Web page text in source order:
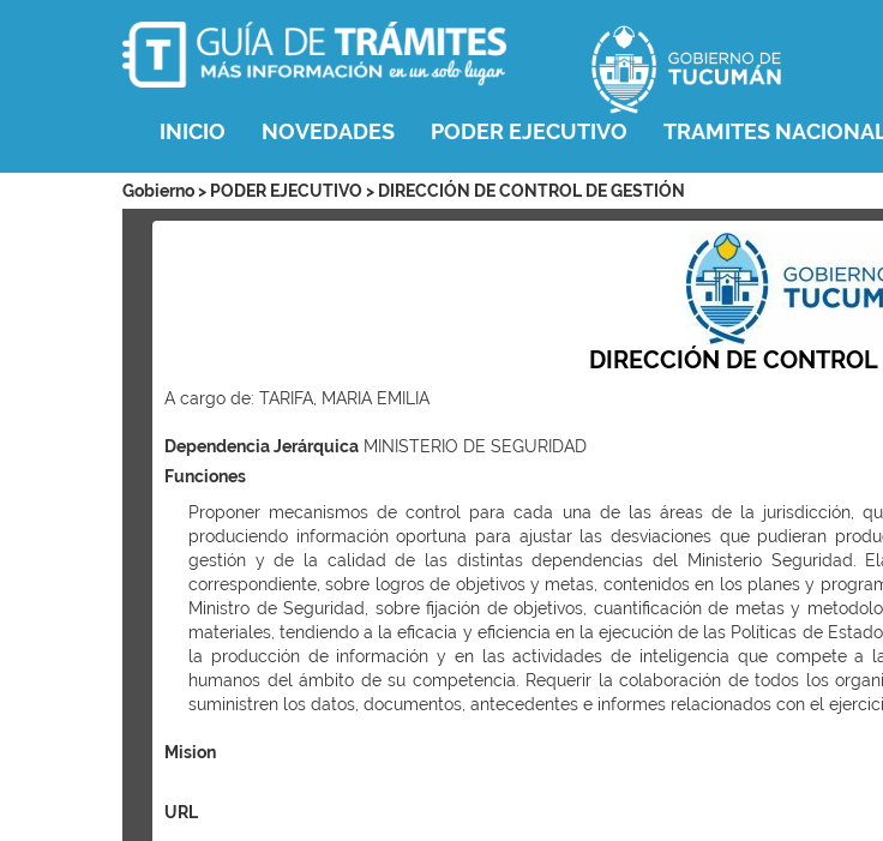
INICIO NOVEDADES PODER EJECUTIVO TRAMITES
Gobierno > PODER EJECUTIVO > DIRECCIÓN DE CONTROL DE GESTIÓN
DIRECCIÓN DE
A cargo de: TARIFA, MARIA EMILIA
Dependencia Jerárquica MINISTERIO DE SEGURIDAD
Funciones
Proponer mecanismos de control para cada una de las áreas de la jurisdicción,
produciendo información oportuna para ajustar las desviaciones que pudieran
gestión y de la calidad de las distintas dependencias del Ministerio Seguridad.
correspondiente, sobre logros de objetivos y metas, contenidos en los planes y
Ministro de Seguridad, sobre fijación de objetivos, cuantificación de metas y
materiales, tendiendo a la eficacia y eficiencia en la ejecución de las Políticas de
la producción de información y en las actividades de inteligencia que compete a
humanos del ámbito de su competencia. Requerir la colaboración de todos los
suministren los datos, documentos, antecedentes e informes relacionados con el
Mision
URL